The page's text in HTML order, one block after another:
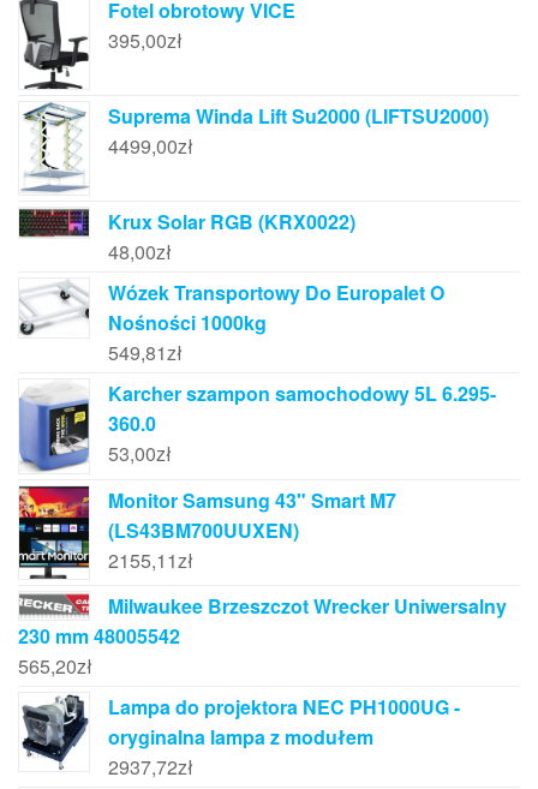
Fotel obrotowy VICE
395,00zł
Suprema Winda Lift Su2000 (LIFTSU2000)
4499,00zł
Krux Solar RGB (KRX0022)
48,00zł
Wózek Transportowy Do Europalet O
Nośności 1000kg
549,81zł
Karcher szampon samochodowy 5L 6.295-
360.0
53,00zł
Monitor Samsung 43" Smart M7
(LS43BM700UUXEN)
2155,11zł
Milwaukee Brzeszczot Wrecker Uniwersalny
230 mm 48005542
565,20zł
Lampa do projektora NEC PH1000UG -
oryginalna lampa z modułem
2937,72zł